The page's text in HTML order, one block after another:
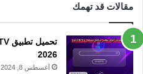
مقالات قد تهمك
2026
أغسطس 8, 2024